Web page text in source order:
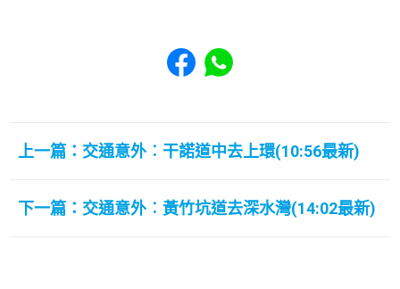
Share to Facebook
Share to WhatsApp
上一篇：交通意外︰干諾道中去上環(10:56最新)
下一篇：交通意外︰黃竹坑道去深水灣(14:02最新)